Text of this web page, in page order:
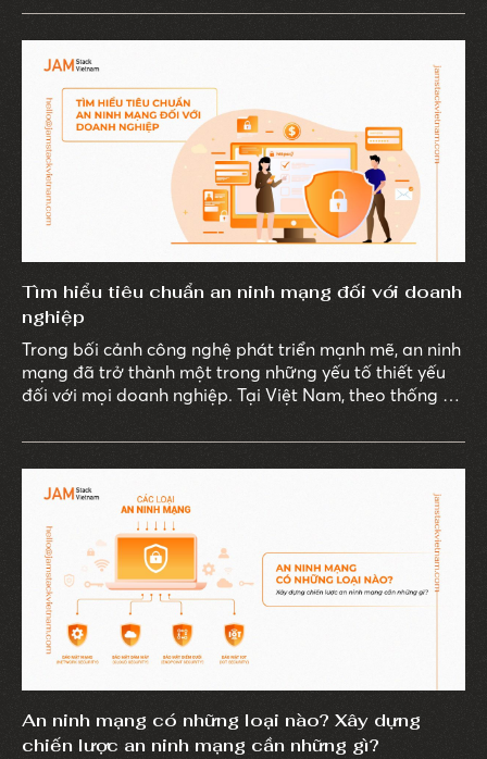
Sơn đã lựa chọn hướng đi là đưa các phiên đấu giá
lên trên các nền tảng số, mang đến sự thuận tiện và
đơn giản hoá các thủ tục quy trình đấu giá.
Tìm hiểu tiêu chuẩn an ninh mạng đối với doanh
nghiệp
Trong bối cảnh công nghệ phát triển mạnh mẽ, an ninh
mạng đã trở thành một trong những yếu tố thiết yếu
đối với mọi doanh nghiệp. Tại Việt Nam, theo thống kê
nay đã có hơn 13.750 cuộc tấn công mạng vào các hệ
thống thông tin, ảnh hưởng nghiêm trọng đến dữ liệu
và hoạt động của doanh nghiệp.
An ninh mạng có những loại nào? Xây dựng
chiến lược an ninh mạng cần những gì?